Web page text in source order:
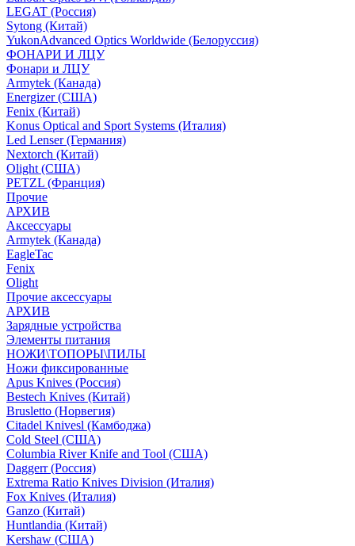
LEGAT (Россия)
Sytong (Китай)
YukonAdvanced Optics Worldwide (Белоруссия)
ФОНАРИ И ЛЦУ
Фонари и ЛЦУ
Armytek (Канада)
Energizer (США)
Fenix (Китай)
Konus Optical and Sport Systems (Италия)
Led Lenser (Германия)
Nextorch (Китай)
Olight (США)
PETZL (Франция)
Прочие
АРХИВ
Аксессуары
Armytek (Канада)
EagleTac
Fenix
Olight
Прочие аксессуары
АРХИВ
Зарядные устройства
Элементы питания
НОЖИ\ТОПОРЫ\ПИЛЫ
Ножи фиксированные
Apus Knives (Россия)
Bestech Knives (Китай)
Brusletto (Норвегия)
Citadel Knivesl (Камбоджа)
Cold Steel (США)
Columbia River Knife and Tool (США)
Daggerr (Россия)
Extrema Ratio Knives Division (Италия)
Fox Knives (Италия)
Ganzo (Китай)
Huntlandia (Китай)
Kershaw (США)